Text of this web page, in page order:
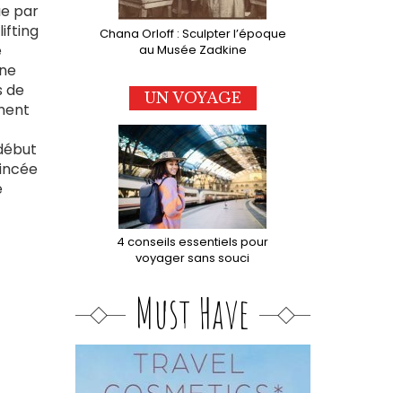
par
de
Chana Orloff : Sculpter l’époque
au Musée Zadkine
UN VOYAGE
4 conseils essentiels pour
voyager sans souci
Must Have